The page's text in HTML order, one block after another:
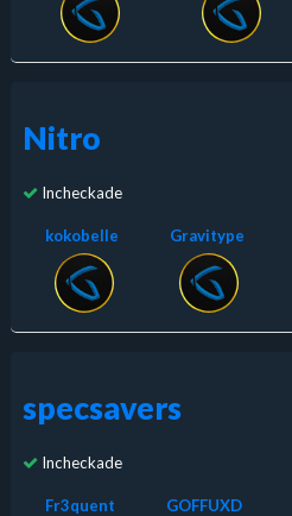
Nitro
Incheckade
kokobelle Gravitype
specsavers
Incheckade
Fr3quent GOFFUXD